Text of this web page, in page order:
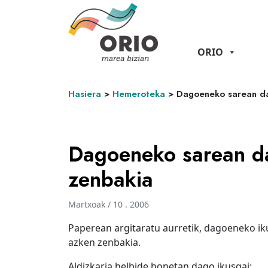
ORIO
Hasiera > Hemeroteka > Dagoeneko sarean
Dagoeneko sarean
zenbakia
Martxoak / 10 . 2006
Paperean argitaratu aurretik, dagoeneko
azken zenbakia.